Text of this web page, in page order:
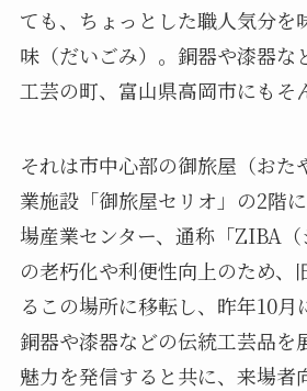
ても、ちょっとした職人気分を
味（だいごみ）。銅器や漆器な
工芸の町、富山県高岡市にもそ
それは市中心部の御旅屋（おた
業施設「御旅屋セリオ」の2階
場産業センター、通称「ZIBA
の老朽化や利便性向上のため、
るこの場所に移転し、昨年10月
銅器や漆器などの伝統工芸品を
魅力を発信すると共に、来場者